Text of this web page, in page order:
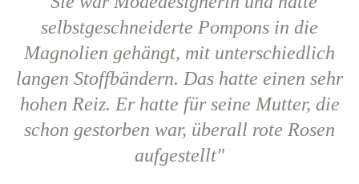
selbstgeschneiderte Pompons in die
Magnolien gehängt, mit unterschiedlich
langen Stoffbändern. Das hatte einen sehr
hohen Reiz. Er hatte für seine Mutter, die
schon gestorben war, überall rote Rosen
aufgestellt"